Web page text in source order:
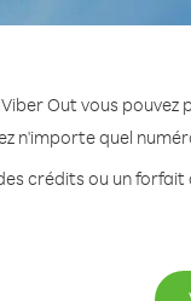
Out vous
n'importe quel
crédits ou un